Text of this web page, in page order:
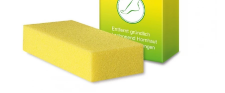
Par si unghii
Probiotice si prebiotice
Balsam masca si tratament
Produse cu SPF Pentru Fata
Repelenti insecte